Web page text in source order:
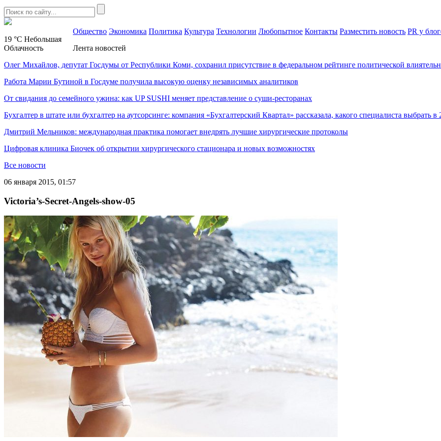
19 °C Небольшая
Облачность
Общество Экономика Политика Культура Технологии Любопытное Контакты Разместить новость PR у
Лента новостей
Олег Михайлов, депутат Госдумы от Республики Коми, сохранил присутствие в федеральном рейтинге политической
Работа Марии Бутиной в Госдуме получила высокую оценку независимых аналитиков
От свидания до семейного ужина: как UP SUSHI меняет представление о суши-ресторанах
Бухгалтер в штате или бухгалтер на аутсорсинге: компания «Бухгалтерский Квартал» рассказала, какого специалиста выбрать в
Дмитрий Мельников: международная практика помогает внедрять лучшие хирургические протоколы
Цифровая клиника Биочек об открытии хирургического стационара и новых возможностях
Все новости
06 января 2015, 01:57
Victoria’s-Secret-Angels-show-05